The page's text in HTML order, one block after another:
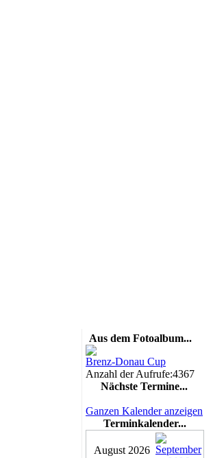
Aus dem Fotoalbum...
Brenz-Donau Cup
Anzahl der Aufrufe:4367
Nächste Termine...
Ganzen Kalender anzeigen
Terminkalender...
August 2026